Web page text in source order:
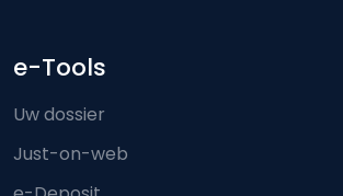
e-Tools
Uw dossier
Just-on-web